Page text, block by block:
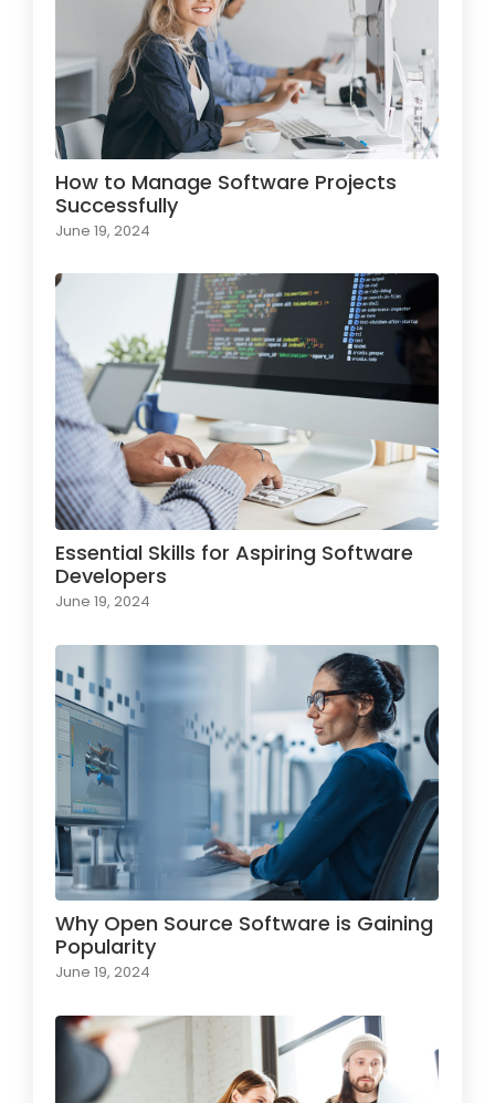
How to Manage Software Projects
Successfully
June 19, 2024
Essential Skills for Aspiring Software
Developers
June 19, 2024
Why Open Source Software is Gaining
Popularity
June 19, 2024